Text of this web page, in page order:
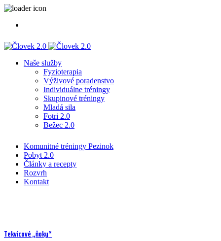
Naše služby
Fyzioterapia
Výživové poradenstvo
Individuálne tréningy
Skupinové tréningy
Mladá sila
Fotri 2.0
Bežec 2.0
Komunitné tréningy Pezinok
Pobyt 2.0
Články a recepty
Rozvrh
Kontakt
Tekvicové „ňoky“